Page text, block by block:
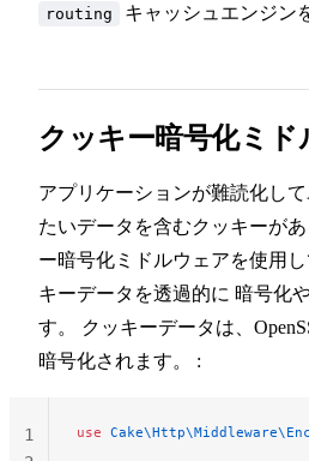
routing キャッシュエンジン
クッキー暗号化ミド
アプリケーションが難読化し
たいデータを含むクッキーが
ー暗号化ミドルウェアを使用
キーデータを透過的に 暗号化
す。 クッキーデータは、
暗号化されます。 :
use
1